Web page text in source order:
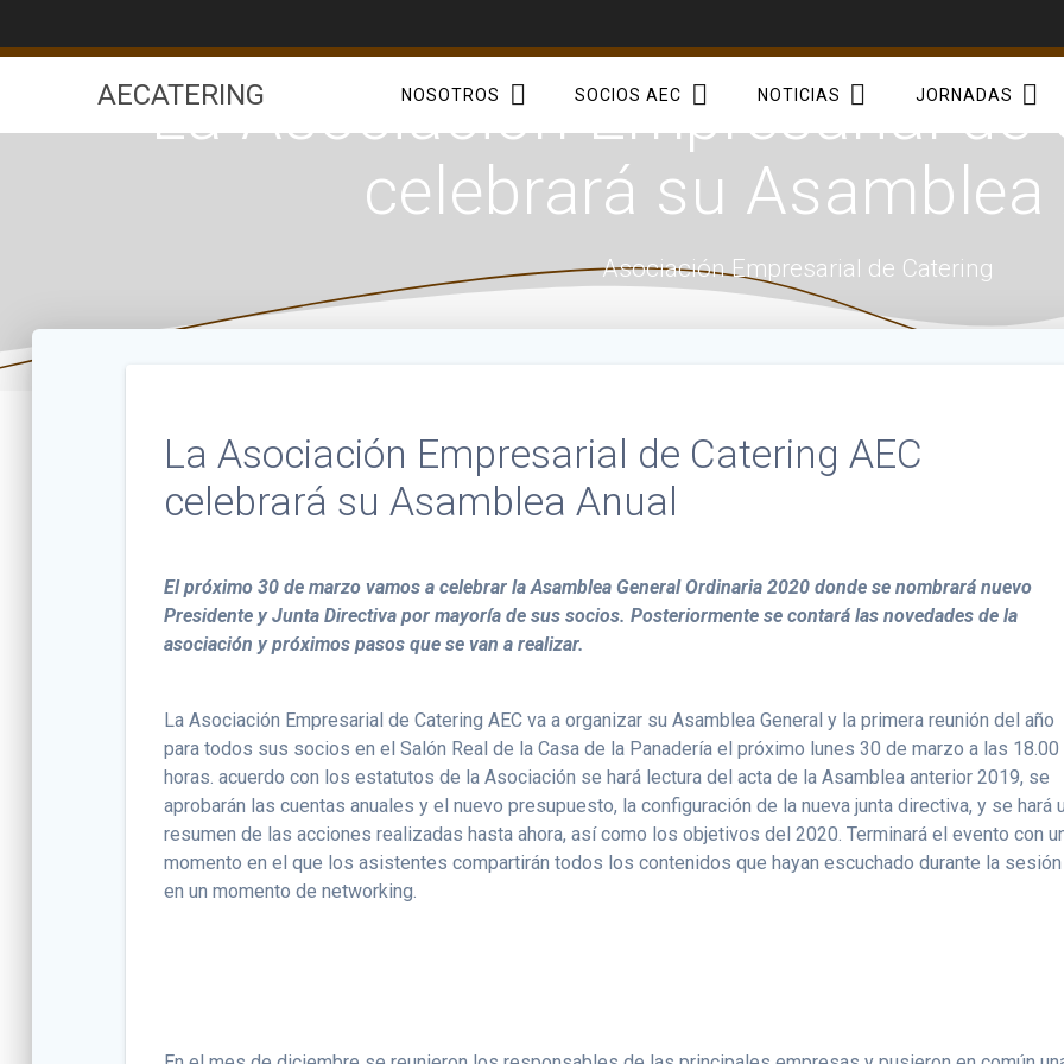
AECATERING NOSOTROS SOCIOS AEC NOTICIAS JORNADAS
La Asociación Empresarial de
celebrará su Asamblea
Asociación Empresarial de Catering
La Asociación Empresarial de Catering AEC
celebrará su Asamblea Anual
El próximo 30 de marzo vamos a celebrar la Asamblea General Ordinaria 2020 donde se nombrará nuevo
Presidente y Junta Directiva por mayoría de sus socios. Posteriormente se contará las novedades de la
asociación y próximos pasos que se van a realizar.
La Asociación Empresarial de Catering AEC va a organizar su Asamblea General y la primera reunión del año
para todos sus socios en el Salón Real de la Casa de la Panadería el próximo lunes 30 de marzo a las 18.00
horas. acuerdo con los estatutos de la Asociación se hará lectura del acta de la Asamblea anterior 2019, se
aprobarán las cuentas anuales y el nuevo presupuesto, la configuración de la nueva junta directiva, y se hará
resumen de las acciones realizadas hasta ahora, así como los objetivos del 2020. Terminará el evento con
momento en el que los asistentes compartirán todos los contenidos que hayan escuchado durante la sesión
en un momento de networking.